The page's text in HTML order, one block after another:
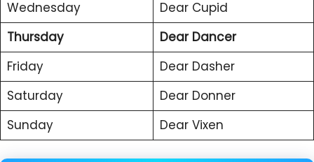
Wednesday
Dear Cupid
Thursday
Dear Dancer
Friday
Dear Dasher
Saturday
Dear Donner
Sunday
Dear Vixen